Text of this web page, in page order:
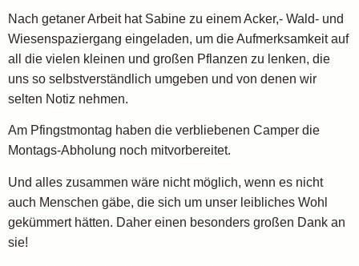
Nach getaner Arbeit hat Sabine zu einem Acker,- Wald- und
Wiesenspaziergang eingeladen, um die Aufmerksamkeit auf
all die vielen kleinen und großen Pflanzen zu lenken, die
uns so selbstverständlich umgeben und von denen wir
selten Notiz nehmen.
Am Pfingstmontag haben die verbliebenen Camper die
Montags-Abholung noch mitvorbereitet.
Und alles zusammen wäre nicht möglich, wenn es nicht
auch Menschen gäbe, die sich um unser leibliches Wohl
gekümmert hätten. Daher einen besonders großen Dank an
sie!